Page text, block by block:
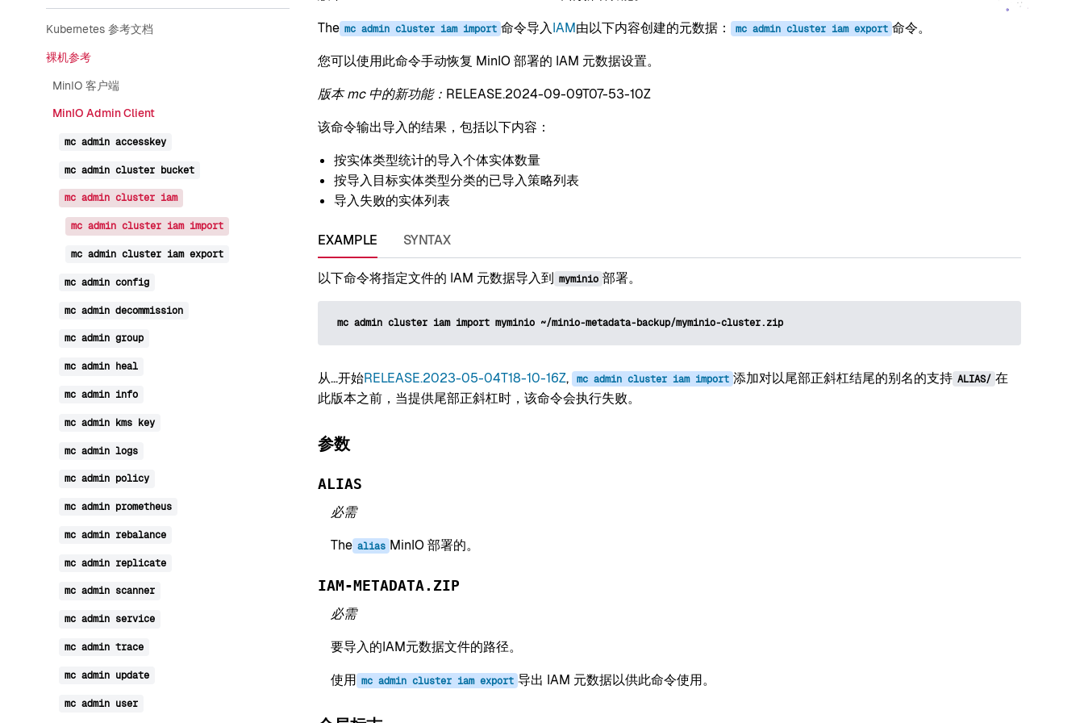
Kubernetes 参考文档
裸机参考
MinIO 客户端
MinIO Admin Client
mc admin accesskey
mc admin cluster bucket
mc admin cluster iam
mc admin cluster iam import
mc admin cluster iam export
mc admin config
mc admin decommission
mc admin group
mc admin heal
mc admin info
mc admin kms key
mc admin logs
mc admin policy
mc admin prometheus
mc admin rebalance
mc admin replicate
mc admin scanner
mc admin service
mc admin trace
mc admin update
mc admin user
The mc admin cluster iam import 命令导入IAM由以下内容创建的元数据： mc admin cluster iam export 命令。
您可以使用此命令手动恢复 MinIO 部署的 IAM 元数据设置。
版本 mc 中的新功能： RELEASE.2024-09-09T07-53-10Z
该命令输出导入的结果，包括以下内容：
按实体类型统计的导入个体实体数量
按导入目标实体类型分类的已导入策略列表
导入失败的实体列表
EXAMPLE
以下命令将指定文件的 IAM 元数据导入到 myminio 部署。
mc admin cluster iam import myminio
SYNTAX
从...开始RELEASE.2023-05-04T18-10-16Z, mc admin cluster iam import 添加对以尾部正斜杠结尾的别名的支持 ALIAS/ 在
此版本之前，当提供尾部正斜杠时，该命令会执行失败。
参数
ALIAS
必需
The alias MinIO 部署的。
IAM-METADATA.ZIP
必需
要导入的IAM元数据文件的路径。
使用 mc admin cluster iam export 导出 IAM 元数据以供此命令使用。